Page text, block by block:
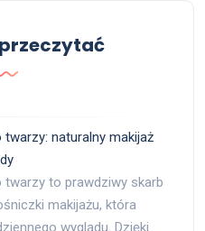
twarzy: naturalny makijaż
twarzy to prawdziwy skarb
makijażu, która
wyglądu. Dzięki